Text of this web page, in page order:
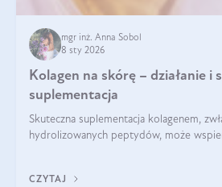
mgr inż. Anna Sobol
8 sty 2026
Kolagen na skórę – działanie i
suplementacja
Skuteczna suplementacja kolagenem,
hydrolizowanych peptydów, może
CZYTAJ